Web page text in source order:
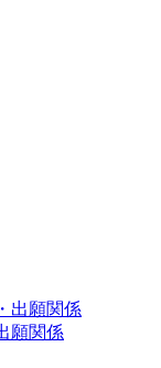
出願関係
願関係